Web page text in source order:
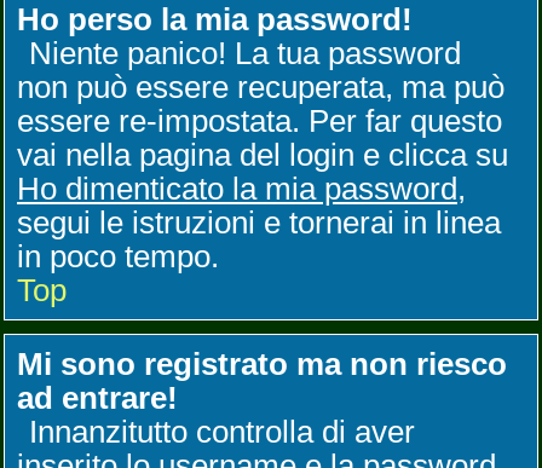
Ho perso la mia password!
Niente panico! La tua password
non può essere recuperata, ma può
essere re-impostata. Per far questo
vai nella pagina del login e clicca su
Ho dimenticato la mia password,
segui le istruzioni e tornerai in linea
in poco tempo.
Top
Mi sono registrato ma non riesco
ad entrare!
Innanzitutto controlla di aver